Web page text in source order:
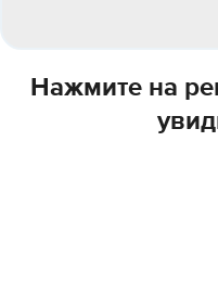
Нажмите на